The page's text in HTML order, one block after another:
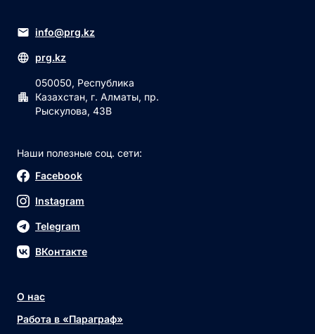
info@prg.kz
prg.kz
050050, Республика
Казахстан, г. Алматы, пр.
Рыскулова, 43В
Наши полезные соц. сети:
Facebook
Instagram
Telegram
ВКонтакте
О нас
Работа в «Параграф»